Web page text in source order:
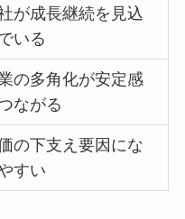
が成長継続を見込
いる
の多角化が安定感
ながる
の下支え要因にな
すい